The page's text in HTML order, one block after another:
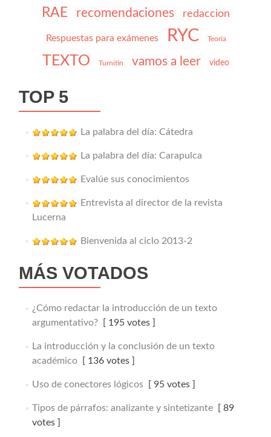
RAE recomendaciones redaccion
Respuestas para exámenes RYC Teoría
TEXTO Turnitin vamos a leer video
TOP 5
La palabra del día: Cátedra
La palabra del día: Carapulca
Evalúe sus conocimientos
Entrevista al director de la revista
Lucerna
Bienvenida al ciclo 2013-2
MÁS VOTADOS
¿Cómo redactar la introducción de un texto
argumentativo?[ 195 votes ]
La introducción y la conclusión de un texto
académico[ 136 votes ]
Uso de conectores lógicos[ 95 votes ]
Tipos de párrafos: analizante y sintetizante[ 89
votes ]